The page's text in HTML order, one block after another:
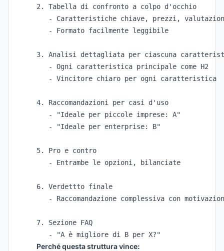
2. Tabella di confronto a colpo d'occhio
- Caratteristiche chiave, prezzi,
   - Formato facilmente leggibile
3. Analisi dettagliata per ciascuna
   - Ogni caratteristica principale come H2
   - Vincitore chiaro per ogni caratteristica
4. Raccomandazioni per casi d'uso
   - "Ideale per piccole imprese: A"
   - "Ideale per enterprise: B"
5. Pro e contro
   - Entrambe le opzioni, bilanciate
6. Verdettto finale
- Raccomandazione complessiva con
7. Sezione FAQ
Perché questa struttura vince: